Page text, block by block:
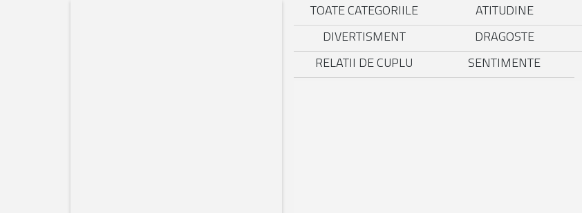
TOATE CATEGORIILE ATITUDINE
DIVERTISMENT
DRAGOSTE
RELATII DE CUPLU
SENTIMENTE